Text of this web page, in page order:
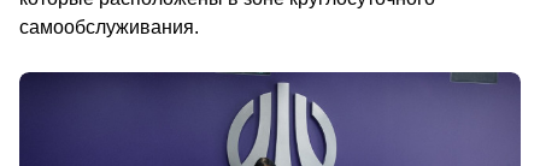
самообслуживания.